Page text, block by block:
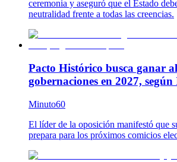
ceremonia y aseguró que el Estado
neutralidad frente a todas las creencias.
Pacto Histórico busca ganar
gobernaciones en 2027,
Minuto60
El líder de la oposición manifestó que
prepara para los próximos comicios